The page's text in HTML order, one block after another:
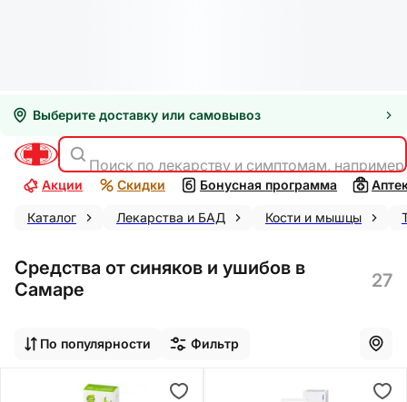
Выберите доставку или самовывоз
Поиск по лекарству и симптомам,
Акции Скидки Бонусная программа
Каталог Лекарства и БАД Кости и мышцы
Средства от синяков и ушибов в
Самаре
27
По популярности Фильтр